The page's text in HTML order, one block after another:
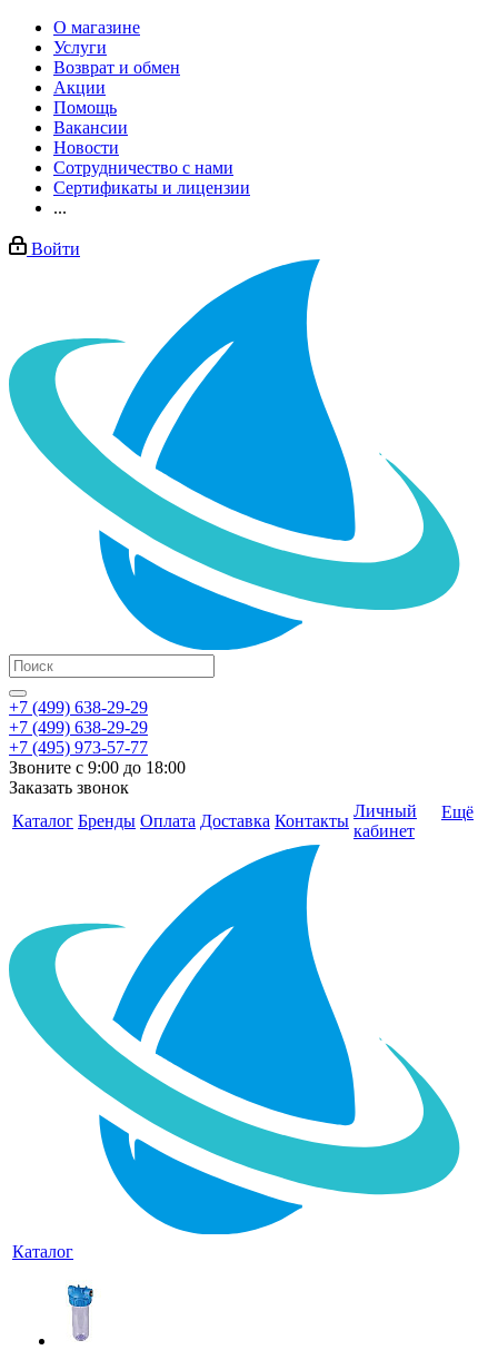
О магазине
Услуги
Возврат и обмен
Акции
Помощь
Вакансии
Новости
Сотрудничество с нами
Сертификаты и лицензии
...
Войти
+7 (499) 638-29-29
+7 (499) 638-29-29
+7 (495) 973-57-77
Звоните с 9:00 до 18:00
Заказать звонок
Каталог Бренды Оплата Доставка Контакты
Личный
кабинет
Ещё
Каталог